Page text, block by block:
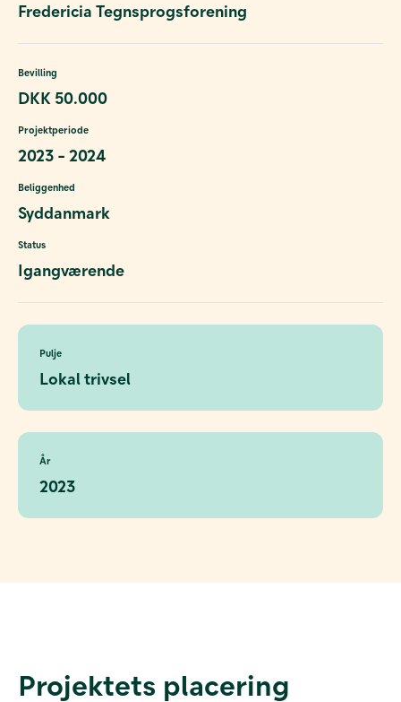
Fredericia Tegnsprogsforening
Bevilling
DKK 50.000
Projektperiode
2023 - 2024
Beliggenhed
Syddanmark
Status
Igangværende
Pulje
Lokal trivsel
År
2023
Projektets placering